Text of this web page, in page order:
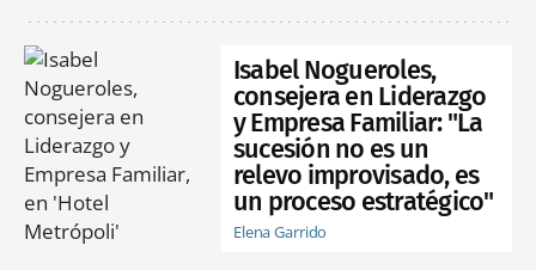
Isabel Nogueroles,
consejera en Liderazgo
y Empresa Familiar: "La
sucesión no es un
relevo improvisado, es
un proceso estratégico"
Elena Garrido